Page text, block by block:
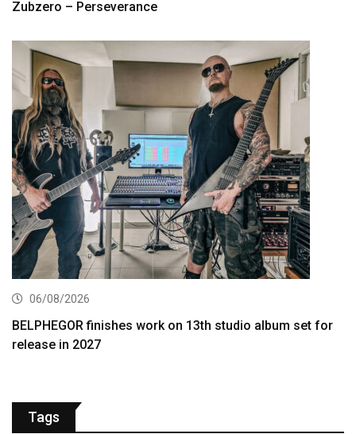
Zubzero – Perseverance
06/08/2026
BELPHEGOR finishes work on 13th studio album set for
release in 2027
Tags